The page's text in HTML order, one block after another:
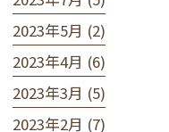
2023年5月 (2)
2023年4月 (6)
2023年3月 (5)
2023年2月 (7)